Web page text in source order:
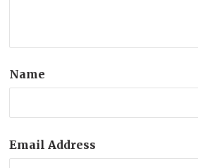
Name
Email Address